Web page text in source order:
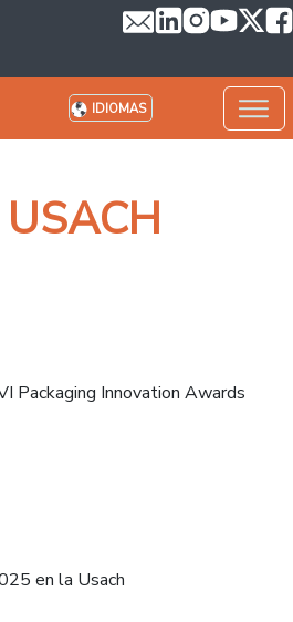
IDIOMAS
Packaging Innovation Awards
en la Usach